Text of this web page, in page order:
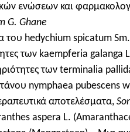
ενώσεων και
G. Ghane
του hedychium spicatum
των kaempferia
των terminalia
nymphaea pubescens
αποτελέσματα,
aspera L.